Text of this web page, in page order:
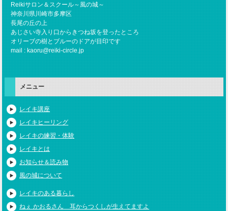
Reikiサロン＆スクール～風の城～
神奈川県川崎市多摩区
長尾の丘の上
あじさい寺入り口からきつね坂を登ったところ
オリーブの樹とブルーのドアが目印です
mail : kaoru@reiki-circle.jp
メニュー
レイキ講座
レイキヒーリング
レイキの練習・体験
レイキとは
お知らせ＆読み物
風の城について
レイキのある暮らし
ねぇ かおるさん 耳からつくしが生えてますよ